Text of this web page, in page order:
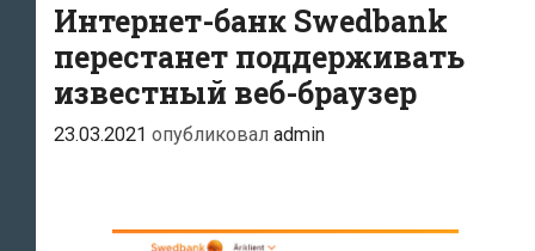
Интернет-банк Swedbank
перестанет поддерживать
известный веб-браузер
23.03.2021 опубликовал admin